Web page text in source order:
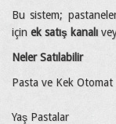
Bu sistem;
için ek satış kanalı
Neler Satılabilir
Pasta ve Kek Otomat
Yaş Pastalar